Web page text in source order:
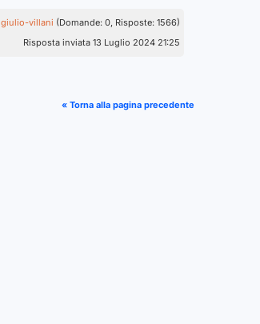
giulio-villani (Domande: 0, Risposte: 1566)
Risposta inviata 13 Luglio 2024 21:25
« Torna alla pagina precedente